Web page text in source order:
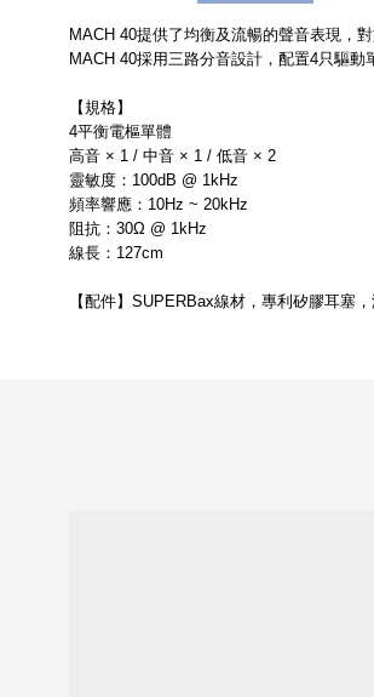
MACH 40提供了均衡及流暢的聲音表現，
MACH 40採用三路分音設計，配置4只驅
【規格】
4平衡電樞單體
高音 × 1 / 中音 × 1 / 低音 × 2
靈敏度：100dB @ 1kHz
頻率響應：10Hz ~ 20kHz
阻抗：30Ω @ 1kHz
線長：127cm
【配件】 SUPERBax線材，專利矽膠耳塞